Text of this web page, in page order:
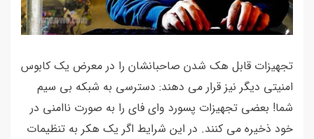
تجهیزات قابل هک شدن صاحبانشان را در معرض یک کابوس
امنیتی دیگر نیز قرار می دهند: دسترسی به شبکه بی سیم
شما! بعضی تجهیزات پسورد وای فای را به صورت ناامنی در
خود ذخیره می کنند. در این شرایط اگر یک هکر به تنظیمات